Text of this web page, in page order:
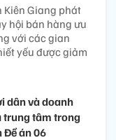
Kiên Giang phát
hội bán hàng ưu
với các gian
yếu được giảm
dân và doanh
trung tâm trong
Đề án 06